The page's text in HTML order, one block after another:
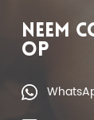
NEEM
OP